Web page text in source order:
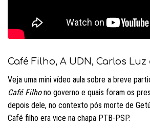
Café Filho, A UDN, Carlos Luz
Veja uma mini vídeo aula sobre a breve
Café Filhono governo e quais foram os
depois dele, no contexto pós morte de
Café filho era vice na chapa PTB-PSP.